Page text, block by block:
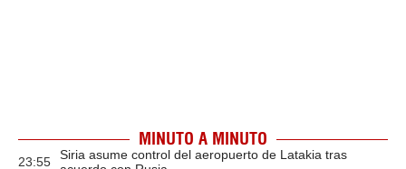
MINUTO A MINUTO
23:55
Siria asume control del aeropuerto de Latakia tras